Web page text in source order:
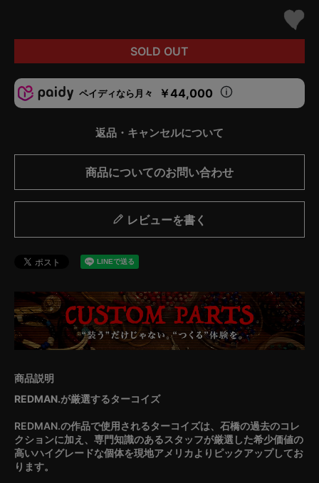
SOLD OUT
ペイディなら月々 ￥44,000
返品・キャンセルについて
商品についてのお問い合わせ
レビューを書く
REDMAN.が厳選するターコイズ
REDMAN.の作品で使用されるターコイズは、石橋の過去のコレ
クションに加え、専門知識のあるスタッフが厳選した希少価値の
高いハイグレードな個体を現地アメリカよりピックアップしてお
ります。